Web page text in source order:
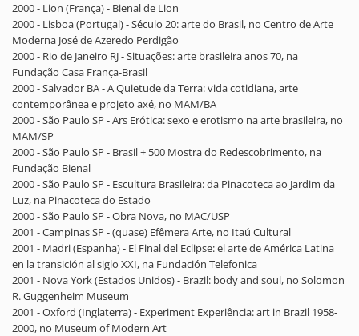
2000 - Lion (França) - Bienal de Lion
2000 - Lisboa (Portugal) - Século 20: arte do Brasil, no Centro de Arte
Moderna José de Azeredo Perdigão
2000 - Rio de Janeiro RJ - Situações: arte brasileira anos 70, na
Fundação Casa França-Brasil
2000 - Salvador BA - A Quietude da Terra: vida cotidiana, arte
contemporânea e projeto axé, no MAM/BA
2000 - São Paulo SP - Ars Erótica: sexo e erotismo na arte brasileira, no
MAM/SP
2000 - São Paulo SP - Brasil + 500 Mostra do Redescobrimento, na
Fundação Bienal
2000 - São Paulo SP - Escultura Brasileira: da Pinacoteca ao Jardim da
Luz, na Pinacoteca do Estado
2000 - São Paulo SP - Obra Nova, no MAC/USP
2001 - Campinas SP - (quase) Efêmera Arte, no Itaú Cultural
2001 - Madri (Espanha) - El Final del Eclipse: el arte de América Latina
en la transición al siglo XXI, na Fundación Telefonica
2001 - Nova York (Estados Unidos) - Brazil: body and soul, no Solomon
R. Guggenheim Museum
2001 - Oxford (Inglaterra) - Experiment Experiência: art in Brazil 1958-
2000, no Museum of Modern Art